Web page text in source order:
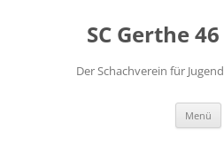
SC Gerthe
Der Schachverein für
Menü